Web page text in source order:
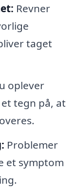
Revner
taget
oplever
tegn på, at
Problemer
et symptom